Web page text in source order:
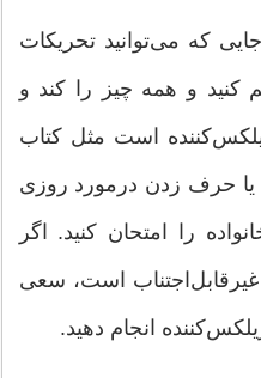
که می‌توانید تحریکات
کنید و همه چیز را‌ کند و
است مثل کتاب
یا حرف زدن درمورد روزی
را امتحان کنید. اگر
است، سعی
انجام دهید.